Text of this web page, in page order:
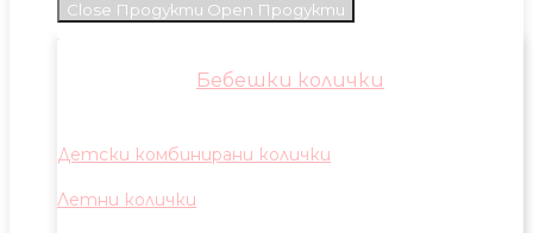
Close Продукти Open Продукти
Бебешки колички
Детски комбинирани колички
Летни колички